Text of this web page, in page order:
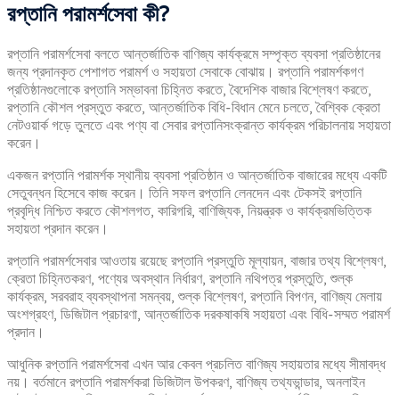
রপ্তানিপরামর্শসেবাকী?
রপ্তানি পরামর্শসেবা বলতে আন্তর্জাতিক বাণিজ্য কার্যক্রমে সম্পৃক্ত ব্যবসা প্রতিষ্ঠানের
জন্য প্রদানকৃত পেশাগত পরামর্শ ও সহায়তা সেবাকে বোঝায়। রপ্তানি পরামর্শকগণ
প্রতিষ্ঠানগুলোকে রপ্তানি সম্ভাবনা চিহ্নিত করতে, বৈদেশিক বাজার বিশ্লেষণ করতে,
রপ্তানি কৌশল প্রস্তুত করতে, আন্তর্জাতিক বিধি-বিধান মেনে চলতে, বৈশ্বিক ক্রেতা
নেটওয়ার্ক গড়ে তুলতে এবং পণ্য বা সেবার রপ্তানিসংক্রান্ত কার্যক্রম পরিচালনায় সহায়তা
করেন।
একজন রপ্তানি পরামর্শক স্থানীয় ব্যবসা প্রতিষ্ঠান ও আন্তর্জাতিক বাজারের মধ্যে একটি
সেতুবন্ধন হিসেবে কাজ করেন। তিনি সফল রপ্তানি লেনদেন এবং টেকসই রপ্তানি
প্রবৃদ্ধি নিশ্চিত করতে কৌশলগত, কারিগরি, বাণিজ্যিক, নিয়ন্ত্রক ও কার্যক্রমভিত্তিক
সহায়তা প্রদান করেন।
রপ্তানি পরামর্শসেবার আওতায় রয়েছে রপ্তানি প্রস্তুতি মূল্যায়ন, বাজার তথ্য বিশ্লেষণ,
ক্রেতা চিহ্নিতকরণ, পণ্যের অবস্থান নির্ধারণ, রপ্তানি নথিপত্র প্রস্তুতি, শুল্ক
কার্যক্রম, সরবরাহ ব্যবস্থাপনা সমন্বয়, শুল্ক বিশ্লেষণ, রপ্তানি বিপণন, বাণিজ্য মেলায়
অংশগ্রহণ, ডিজিটাল প্রচারণা, আন্তর্জাতিক দরকষাকষি সহায়তা এবং বিধি-সম্মত পরামর্শ
প্রদান।
আধুনিক রপ্তানি পরামর্শসেবা এখন আর কেবল প্রচলিত বাণিজ্য সহায়তার মধ্যে সীমাবদ্ধ
নয়। বর্তমানে রপ্তানি পরামর্শকরা ডিজিটাল উপকরণ, বাণিজ্য তথ্যভান্ডার, অনলাইন